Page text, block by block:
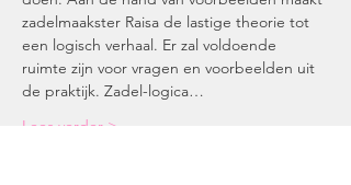
zadelmaakster Raisa de lastige theorie tot
een logisch verhaal. Er zal voldoende
ruimte zijn voor vragen en voorbeelden uit
de praktijk. Zadel-logica…
Lees verder >